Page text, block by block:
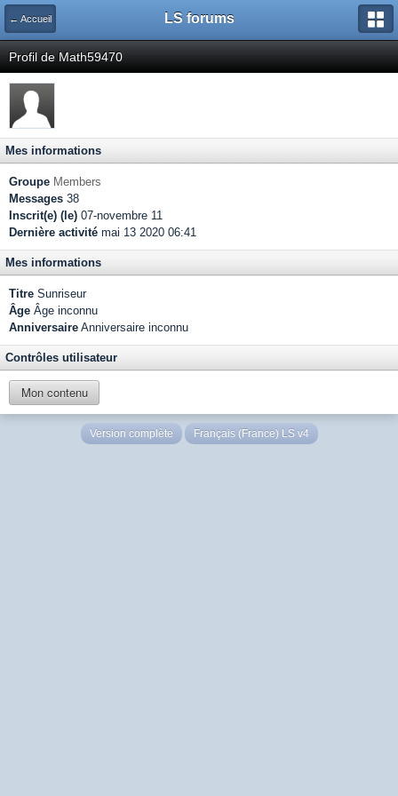
← Accueil LS forums
Profil de Math59470
Mes informations
Groupe Members
Messages 38
Inscrit(e) (le) 07-novembre 11
Dernière activité mai 13 2020 06:41
Mes informations
Titre Sunriseur
Âge Âge inconnu
Anniversaire Anniversaire inconnu
Contrôles utilisateur
Mon contenu
Version complète Français (France) LS v4